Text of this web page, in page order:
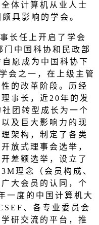
体计算机从业人士
具影响的学会。
长任上开启了学会
门中国科协和民政部
自愿成为中国科协下
会之一，在上级主管
的改革阶段。历经
事长，近 20年的发
团转型成长为一个
及巨大影响力的现
架构，制定了各类
放式理事会选举，
差额选举，设立了
3M理念（会员构成、
大会员的认同，个
一度的中国计算机大
、各专业委员会
研交流的平台，推